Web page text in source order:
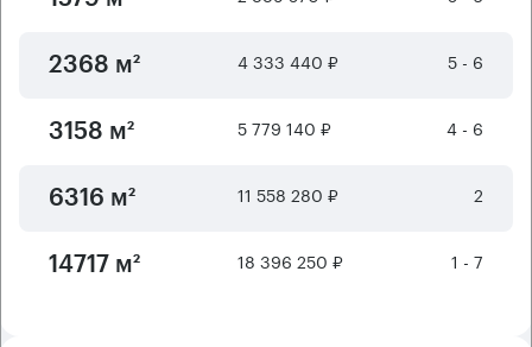
2368 м² 4 333 440 ₽ 5 - 6
3158 м² 5 779 140 ₽ 4 - 6
6316 м² 11 558 280 ₽ 2
14717 м² 18 396 250 ₽ 1 - 7